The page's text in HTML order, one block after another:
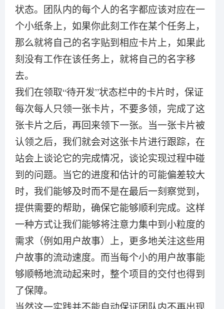
状态。团队内的每个人的名字都应该对应在一
个小纸条上，如果你此刻工作在某个任务上，
那么就将自己的名字贴到相应卡片上，如果此
刻没有工作在该任务上，就将自己的名字移
去。
我们在领取“待开发”状态栏中的卡片时，保证
每次每人只领一张卡片，不要多领，完成了这
张卡片之后，再回来领下一张。当一张卡片被
认领之后，我们就会对这张卡片进行跟踪，在
站会上谈论它的完成情况，谈论实现过程中碰
到的问题。当它的进度和估计的可能偏差较大
时，我们能够及时而不是在最后一刻察觉到，
提供需要的帮助，确保它能够顺利完成。这样
一种方式让我们能够将注意力集中到小粒度的
需求（例如用户故事）上，更多地关注这些用
户故事的流动速度。而当每个小的用户故事能
够顺畅地流动起来时，整个项目的交付也得到
了保障。